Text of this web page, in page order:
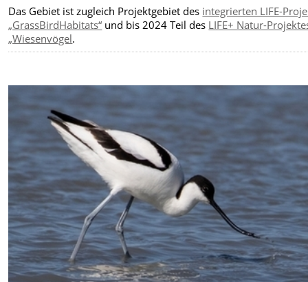
Das Gebiet ist zugleich Projektgebiet des integrierten LIFE-
„GrassBirdHabitats“ und bis 2024 Teil des LIFE+ Natur-
„Wiesenvögel.